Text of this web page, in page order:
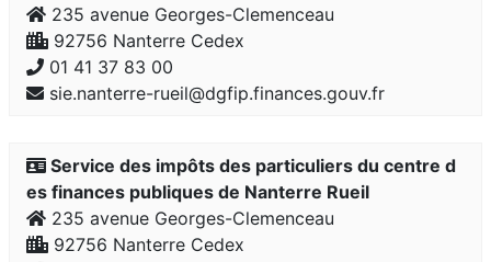
235 avenue Georges-Clemenceau
92756 Nanterre Cedex
01 41 37 83 00
sie.nanterre-rueil@dgfip.finances.gouv.fr
Service des impôts des particuliers du centre d
es finances publiques de Nanterre Rueil
235 avenue Georges-Clemenceau
92756 Nanterre Cedex